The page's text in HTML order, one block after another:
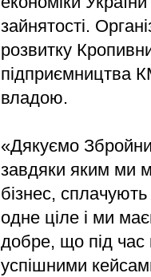
зайнятості.
розвитку
підприємництва
владою.
«Дякуємо
завдяки яким ми
бізнес,
одне ціле і ми
добре, що під час
успішними